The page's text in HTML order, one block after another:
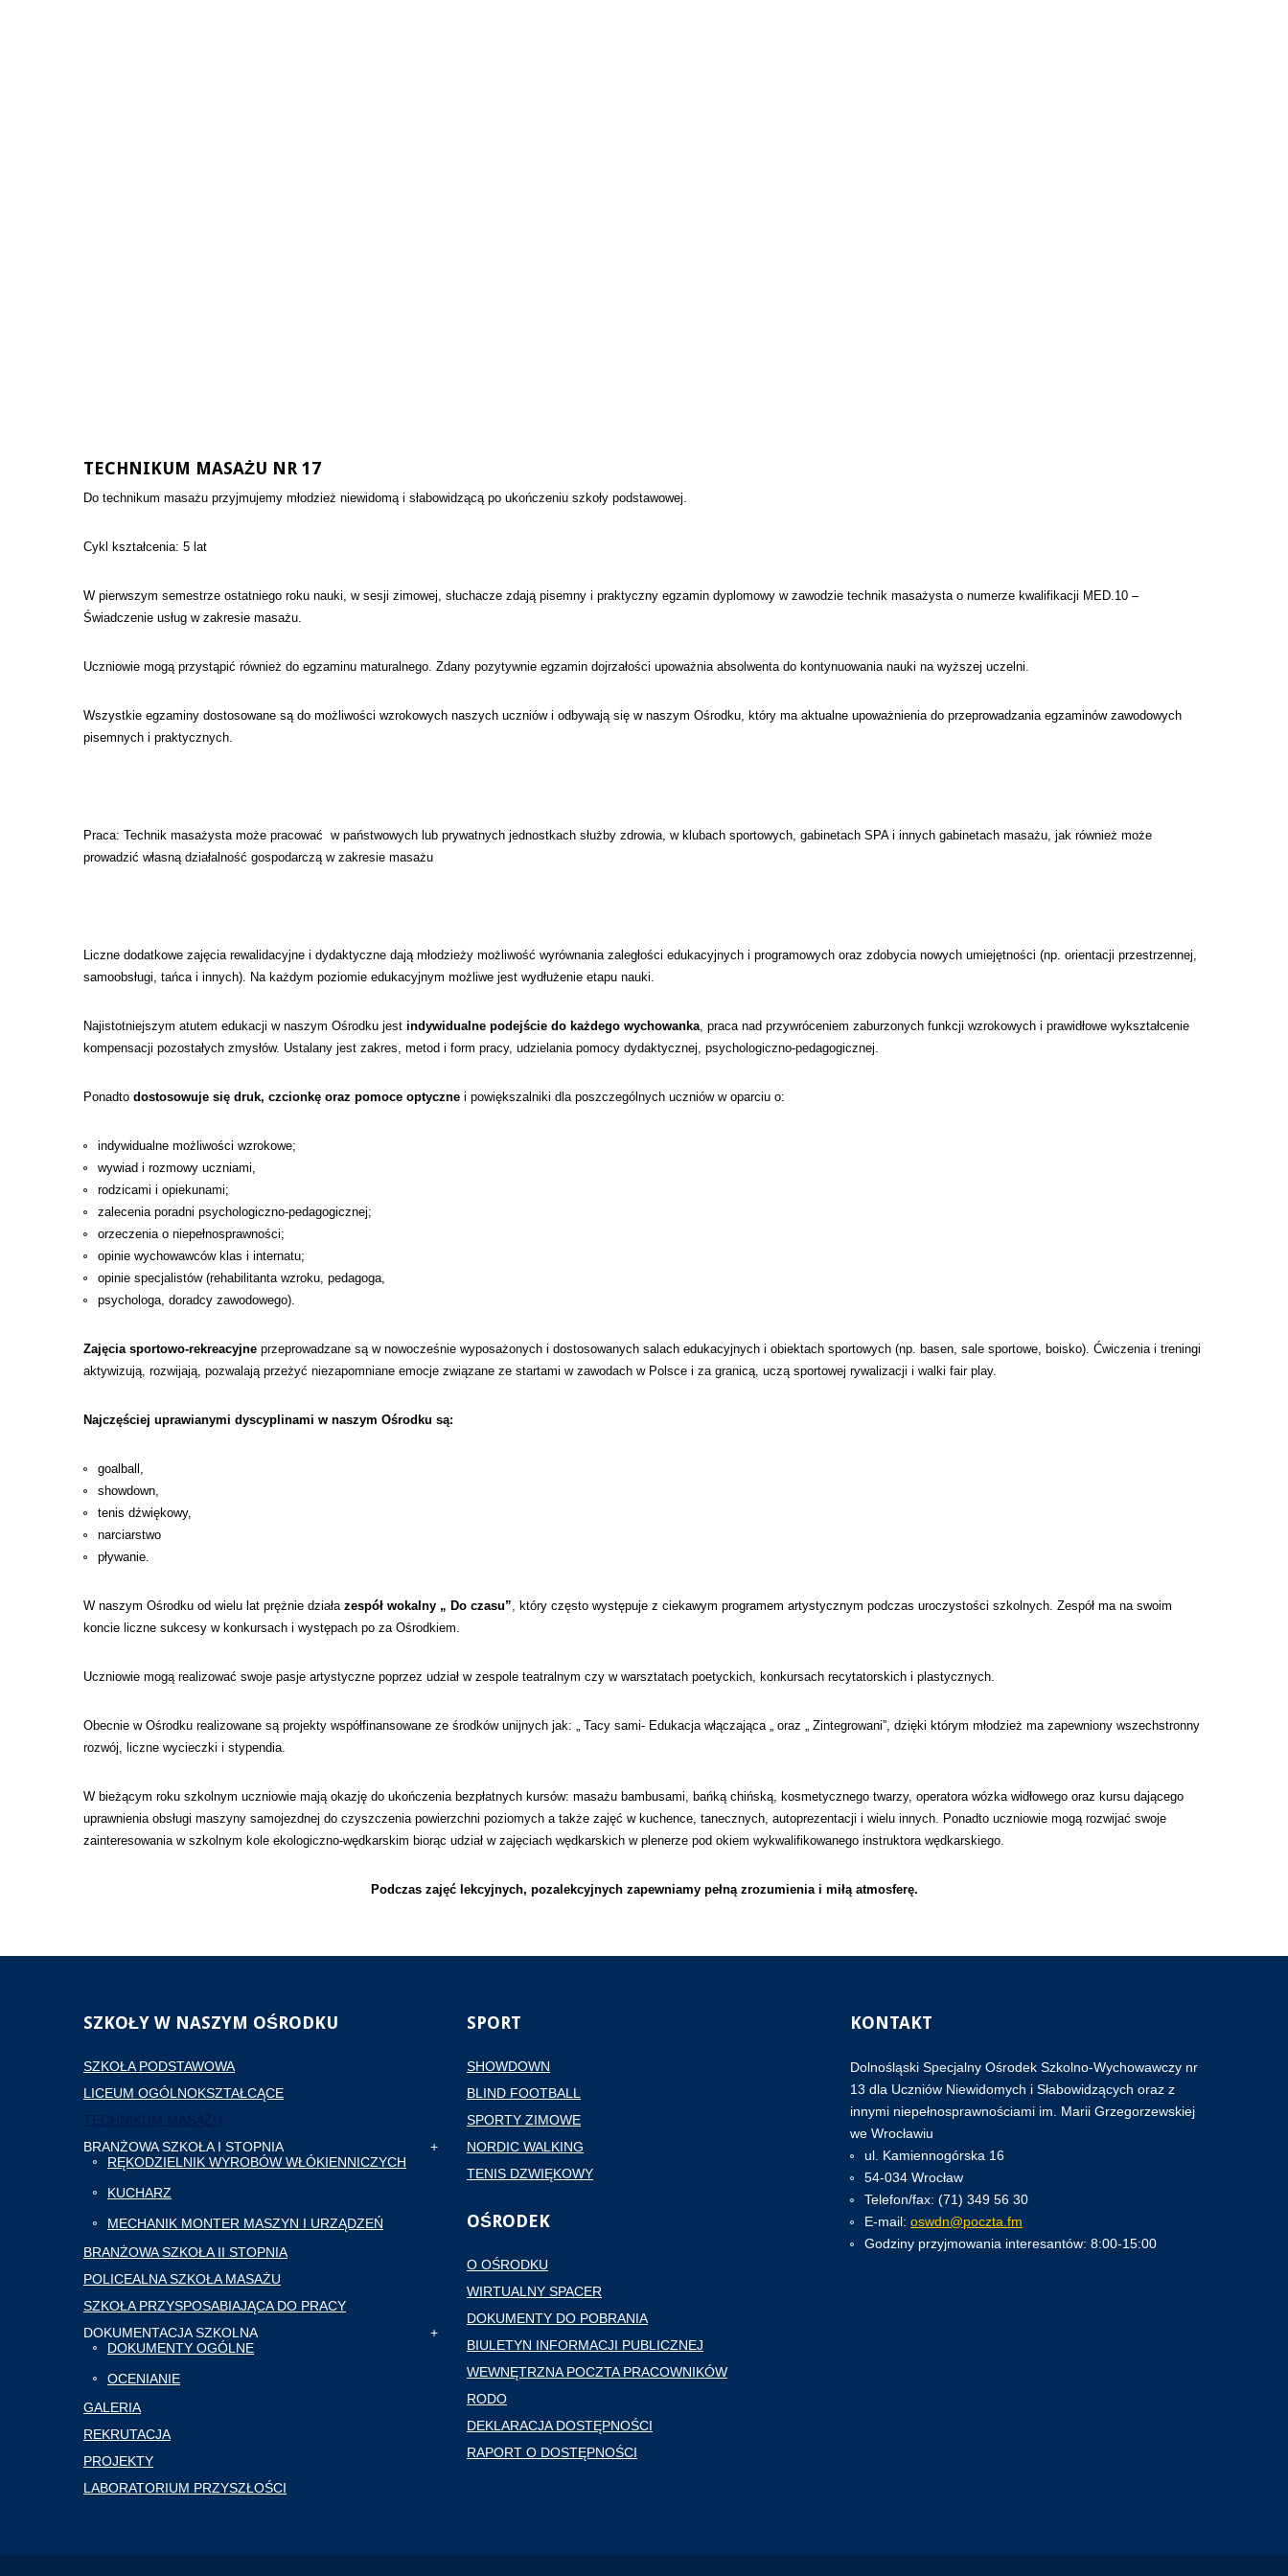
TECHNIKUM MASAŻU NR 17
Do technikum masażu przyjmujemy młodzież niewidomą i słabowidzącą po ukończeniu szkoły podstawowej.
Cykl kształcenia: 5 lat
W pierwszym semestrze ostatniego roku nauki, w sesji zimowej, słuchacze zdają pisemny i praktyczny egzamin dyplomowy w zawodzie technik masażysta o numerze kwalifikacji MED.10 –
Świadczenie usług w zakresie masażu.
Uczniowie mogą przystąpić również do egzaminu maturalnego. Zdany pozytywnie egzamin dojrzałości upoważnia absolwenta do kontynuowania nauki na wyższej uczelni.
Wszystkie egzaminy dostosowane są do możliwości wzrokowych naszych uczniów i odbywają się w naszym Ośrodku, który ma aktualne upoważnienia do przeprowadzania egzaminów zawodowych
pisemnych i praktycznych.
Praca: Technik masażysta może pracować w państwowych lub prywatnych jednostkach służby zdrowia, w klubach sportowych, gabinetach SPA i innych gabinetach masażu, jak również może
prowadzić własną działalność gospodarczą w zakresie masażu
Liczne dodatkowe zajęcia rewalidacyjne i dydaktyczne dają młodzieży możliwość wyrównania zaległości edukacyjnych i programowych oraz zdobycia nowych umiejętności (np. orientacji przestrzennej,
samoobsługi, tańca i innych). Na każdym poziomie edukacyjnym możliwe jest wydłużenie etapu nauki.
Najistotniejszym atutem edukacji w naszym Ośrodku jest indywidualne podejście do każdego wychowanka, praca nad przywróceniem zaburzonych funkcji wzrokowych i prawidłowe wykształcenie
kompensacji pozostałych zmysłów. Ustalany jest zakres, metod i form pracy, udzielania pomocy dydaktycznej, psychologiczno-pedagogicznej.
Ponadto dostosowuje się druk, czcionkę oraz pomoce optyczne i powiększalniki dla poszczególnych uczniów w oparciu o:
indywidualne możliwości wzrokowe;
wywiad i rozmowy uczniami,
rodzicami i opiekunami;
zalecenia poradni psychologiczno-pedagogicznej;
orzeczenia o niepełnosprawności;
opinie wychowawców klas i internatu;
opinie specjalistów (rehabilitanta wzroku, pedagoga,
psychologa, doradcy zawodowego).
Zajęcia sportowo-rekreacyjne przeprowadzane są w nowocześnie wyposażonych i dostosowanych salach edukacyjnych i obiektach sportowych (np. basen, sale sportowe, boisko). Ćwiczenia i treningi
aktywizują, rozwijają, pozwalają przeżyć niezapomniane emocje związane ze startami w zawodach w Polsce i za granicą, uczą sportowej rywalizacji i walki fair play.
Najczęściej uprawianymi dyscyplinami w naszym Ośrodku są:
goalball,
showdown,
tenis dźwiękowy,
narciarstwo
pływanie.
W naszym Ośrodku od wielu lat prężnie działazespół wokalny „ Do czasu”, który często występuje z ciekawym programem artystycznym podczas uroczystości szkolnych. Zespół ma na swoim
koncie liczne sukcesy w konkursach i występach po za Ośrodkiem.
Uczniowie mogą realizować swoje pasje artystyczne poprzez udział w zespole teatralnym czy w warsztatach poetyckich, konkursach recytatorskich i plastycznych.
Obecnie w Ośrodku realizowane są projekty współfinansowane ze środków unijnych jak: „ Tacy sami- Edukacja włączająca „ oraz „ Zintegrowani”, dzięki którym młodzież ma zapewniony wszechstronny
rozwój, liczne wycieczki i stypendia.
W bieżącym roku szkolnym uczniowie mają okazję do ukończenia bezpłatnych kursów: masażu bambusami, bańką chińską, kosmetycznego twarzy, operatora wózka widłowego oraz kursu dającego
uprawnienia obsługi maszyny samojezdnej do czyszczenia powierzchni poziomych a także zajęć w kuchence, tanecznych, autoprezentacji i wielu innych. Ponadto uczniowie mogą rozwijać swoje
zainteresowania w szkolnym kole ekologiczno-wędkarskim biorąc udział w zajęciach wędkarskich w plenerze pod okiem wykwalifikowanego instruktora wędkarskiego.
Podczas zajęć lekcyjnych, pozalekcyjnych zapewniamy pełną zrozumienia i miłą atmosferę.
SZKOŁY W NASZYM OŚRODKU
SZKOŁA PODSTAWOWA
LICEUM OGÓLNOKSZTAŁCĄCE
BRANŻOWA SZKOŁA I STOPNIA
RĘKODZIELNIK WYROBÓW WŁÓKIENNICZYCH
KUCHARZ
MECHANIK MONTER MASZYN I URZĄDZEŃ
BRANŻOWA SZKOŁA II STOPNIA
POLICEALNA SZKOŁA MASAŻU
SZKOŁA PRZYSPOSABIAJĄCA DO PRACY
DOKUMENTACJA SZKOLNA
DOKUMENTY OGÓLNE
OCENIANIE
GALERIA
REKRUTACJA
PROJEKTY
LABORATORIUM PRZYSZŁOŚCI
SPORT
SHOWDOWN
BLIND FOOTBALL
SPORTY ZIMOWE
NORDIC WALKING
TENIS DZWIĘKOWY
OŚRODEK
O OŚRODKU
WIRTUALNY SPACER
DOKUMENTY DO POBRANIA
BIULETYN INFORMACJI PUBLICZNEJ
WEWNĘTRZNA POCZTA PRACOWNIKÓW
RODO
DEKLARACJA DOSTĘPNOŚCI
RAPORT O DOSTĘPNOŚCI
KONTAKT
Dolnośląski Specjalny Ośrodek Szkolno-Wychowawczy nr
13 dla Uczniów Niewidomych i Słabowidzących oraz z
innymi niepełnosprawnościami im. Marii Grzegorzewskiej
we Wrocławiu
ul. Kamiennogórska 16
54-034 Wrocław
Telefon/fax: (71) 349 56 30
E-mail: oswdn@poczta.fm
Godziny przyjmowania interesantów: 8:00-15:00